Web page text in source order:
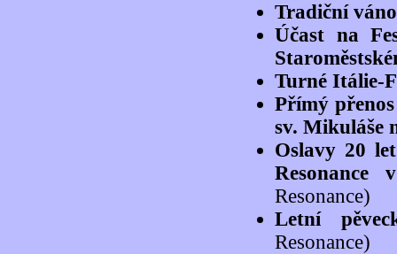
Tradiční
Účast na
Turné Itálie-
Přímý
sv. Mikuláše
Oslavy 20
Resonance)
Letní
Resonance)